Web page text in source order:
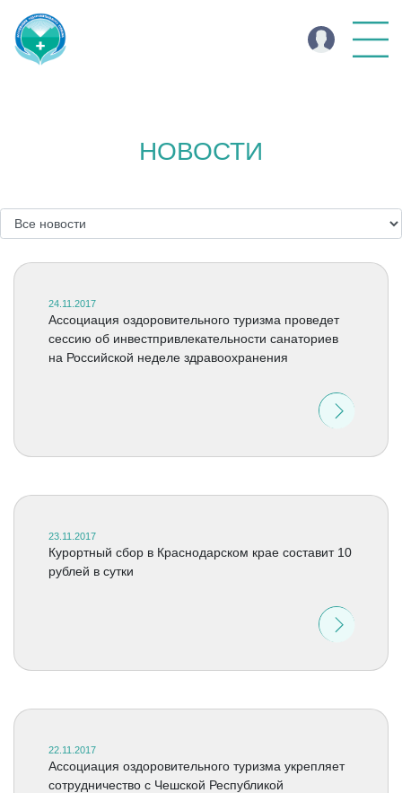
НОВОСТИ
24.11.2017
Ассоциация оздоровительного туризма проведет
сессию об инвестпривлекательности санаториев
на Российской неделе здравоохранения
23.11.2017
Курортный сбор в Краснодарском крае составит 10
рублей в сутки
22.11.2017
Ассоциация оздоровительного туризма укрепляет
сотрудничество с Чешской Республикой